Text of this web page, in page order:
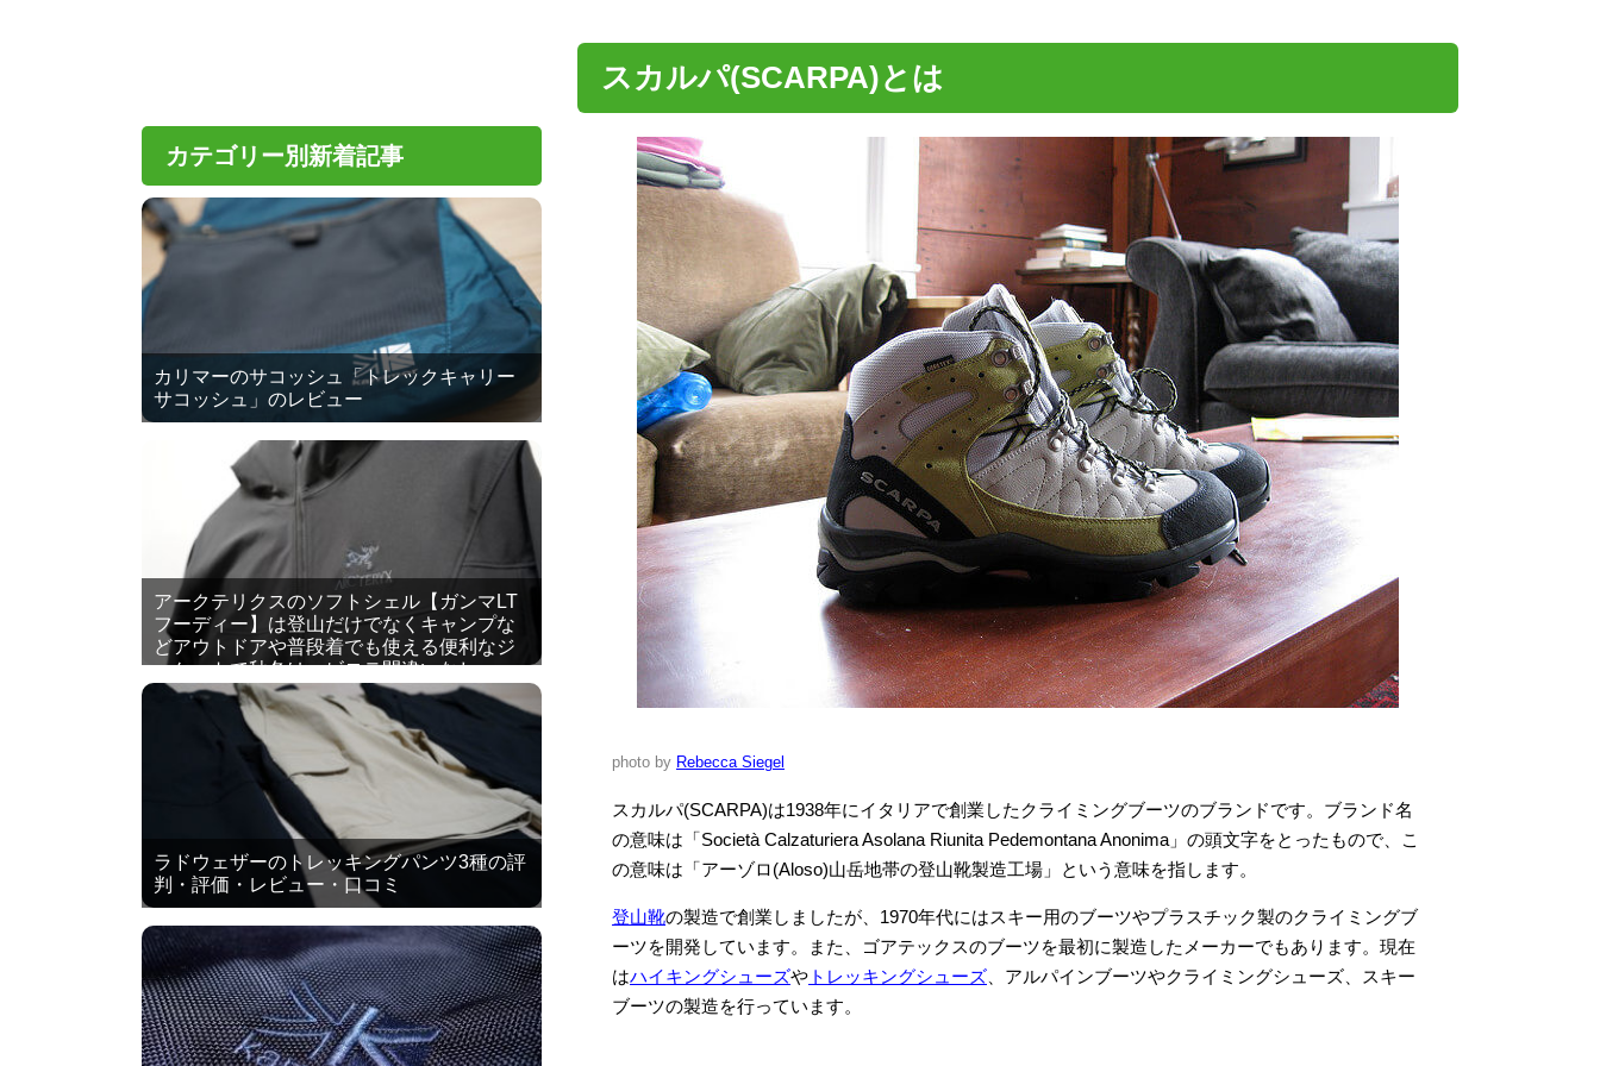
スカルパ(SCARPA)とは
photo by Rebecca Siegel
スカルパ(SCARPA)は1938年にイタリアで創業したクライミングブーツのブランドです。ブランド名
の意味は「Società Calzaturiera Asolana Riunita Pedemontana Anonima」の頭文字をとったもので、こ
の意味は「アーゾロ(Aloso)山岳地帯の登山靴製造工場」という意味を指します。
登山靴の製造で創業しましたが、1970年代にはスキー用のブーツやプラスチック製のクライミングブ
ーツを開発しています。また、ゴアテックスのブーツを最初に製造したメーカーでもあります。現在
はハイキングシューズや トレッキングシューズ 、アルパインブーツやクライミングシューズ、スキー
ブーツの製造を行っています。
カテゴリー別新着記事
カリマーのサコッシュ「トレックキャリー
サコッシュ」のレビュー
アークテリクスのソフトシェル【ガンマLT
フーディー】は登山だけでなくキャンプな
どアウトドアや普段着でも使える便利なジ
ャケットで秋冬はヘビロテ間違いなし
ラドウェザーのトレッキングパンツ3種の評
判・評価・レビュー・口コミ